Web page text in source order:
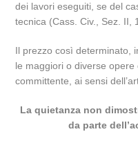
dei lavori eseguiti, se del
tecnica (Cass. Civ., Sez. II,
Il prezzo così determinato,
le maggiori o diverse
committente, ai sensi
La quietanza non
da parte